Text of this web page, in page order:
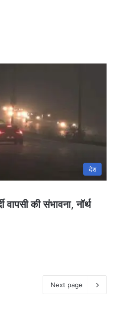
देश
की संभावना, नॉर्थ
Next page